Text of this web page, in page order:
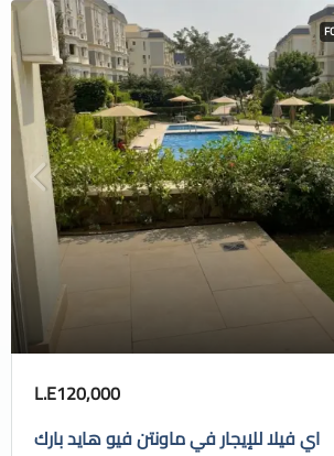
L.E120,000
اي فيلا للإيجار في ماونتن فيو هايد بارك